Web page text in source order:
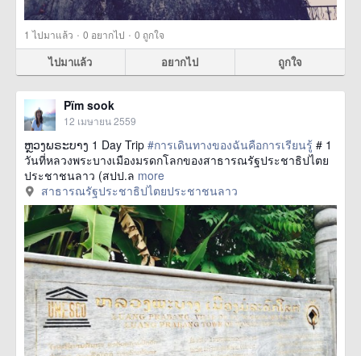
1 ไปมาแล้ว · 0 อยากไป · 0 ถูกใจ
ไปมาแล้ว อยากไป ถูกใจ
Pïm sook
12 เมษายน 2559
ຫຼວງພຣະບາງ 1 Day Trip #การเดินทางของฉันคือการเรียนรู้ # 1
วันที่หลวงพระบางเมืองมรดกโลกของสาธารณรัฐประชาธิปไตย
ประชาชนลาว (สปป.ล more
สาธารณรัฐประชาธิปไตยประชาชนลาว